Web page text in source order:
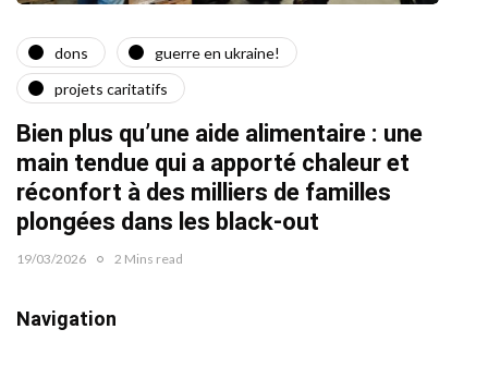
dons
guerre en ukraine!
projets caritatifs
Bien plus qu’une aide alimentaire : une
main tendue qui a apporté chaleur et
réconfort à des milliers de familles
plongées dans les black-out
19/03/2026 2 Mins read
Navigation